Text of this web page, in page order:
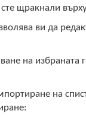
щракнали
ви да
на избраната
на